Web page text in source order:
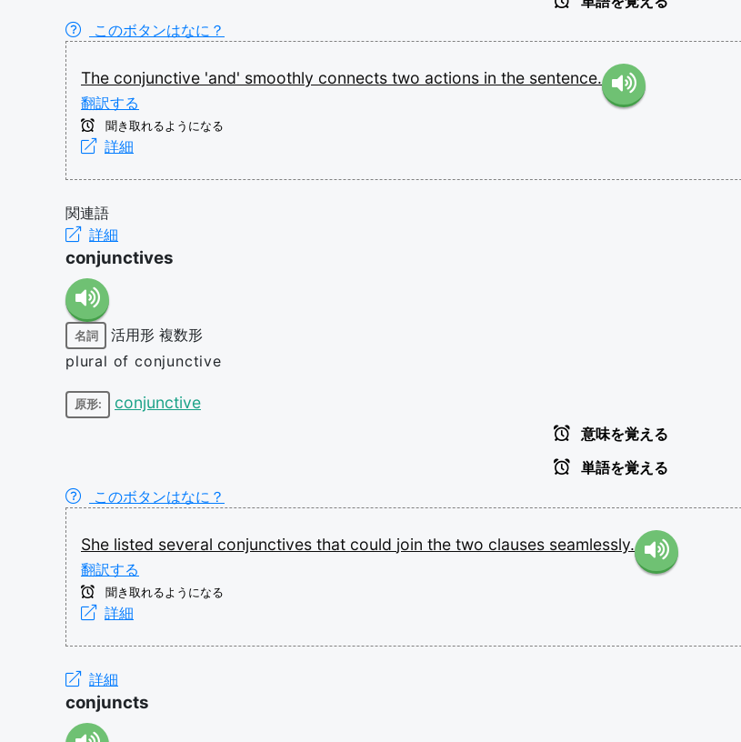
このボタンはなに？
The conjunctive 'and' smoothly connects two actions in the sentence.
翻訳する
聞き取れるようになる
詳細
関連語
詳細
conjunctives
名詞 活用形 複数形
plural of conjunctive
原形: conjunctive
意味を覚える
単語を覚える
このボタンはなに？
She listed several conjunctives that could join the two clauses seamlessly.
翻訳する
聞き取れるようになる
詳細
詳細
conjuncts